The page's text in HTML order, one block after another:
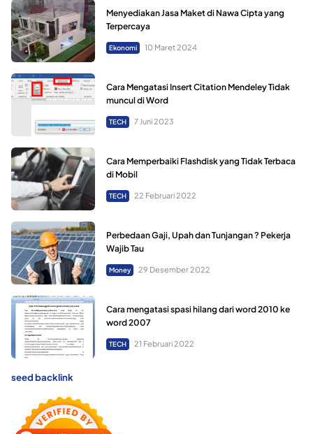
Menyediakan Jasa Maket di Nawa Cipta yang
Terpercaya
Ekonomi 10 Maret 2024
Cara Mengatasi Insert Citation Mendeley Tidak
muncul di Word
TECH 7 Juni 2023
Cara Memperbaiki Flashdisk yang Tidak Terbaca
di Mobil
TECH 22 Februari 2022
Perbedaan Gaji, Upah dan Tunjangan ? Pekerja
Wajib Tau
Money 29 Desember 2022
Cara mengatasi spasi hilang dari word 2010 ke
word 2007
TECH 21 Februari 2022
seed backlink